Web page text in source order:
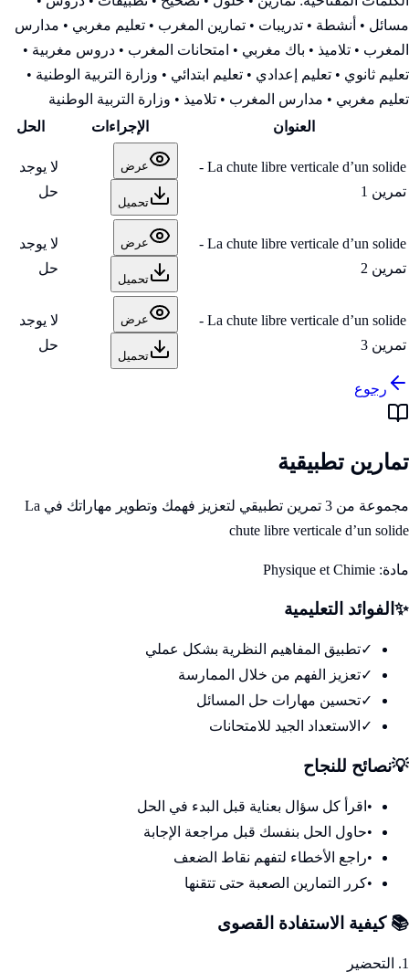
مسائل • أنشطة • تدريبات • تمارين المغرب • تعليم مغربي • مدارس
المغرب • تلاميذ • باك مغربي • امتحانات المغرب • دروس مغربية •
تعليم ثانوي • تعليم إعدادي • تعليم ابتدائي • وزارة التربية الوطنية •
تعليم مغربي • مدارس المغرب • تلاميذ • وزارة التربية الوطنية
العنوان
الإجراءات الحل
La chute libre verticale d’un solide -
تمرين 1
عرض
تحميل
لا يوجد
حل
La chute libre verticale d’un solide -
تمرين 2
عرض
تحميل
لا يوجد
حل
La chute libre verticale d’un solide -
تمرين 3
عرض
تحميل
لا يوجد
حل
رجوع
تمارين تطبيقية
مجموعة من 3 تمرين تطبيقي لتعزيز فهمك وتطوير مهاراتك في La
chute libre verticale d’un solide
مادة: Physique et Chimie
✨ الفوائد التعليمية
✓تطبيق المفاهيم النظرية بشكل عملي
✓تعزيز الفهم من خلال الممارسة
✓تحسين مهارات حل المسائل
✓ الاستعداد الجيد للامتحانات
💡نصائح للنجاح
• اقرأ كل سؤال بعناية قبل البدء في الحل
•حاول الحل بنفسك قبل مراجعة الإجابة
•راجع الأخطاء لتفهم نقاط الضعف
•كرر التمارين الصعبة حتى تتقنها
📚 كيفية الاستفادة القصوى
1. التحضير